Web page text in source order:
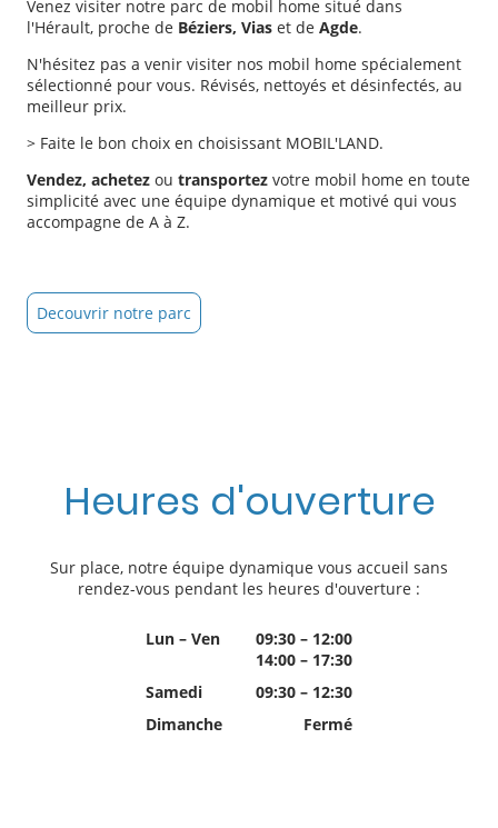
Venez visiter notre parc de mobil home situé dans
l'Hérault, proche de Béziers, Vias et de Agde.
N'hésitez pas a venir visiter nos mobil home spécialement
sélectionné pour vous. Révisés, nettoyés et désinfectés, au
meilleur prix.
> Faite le bon choix en choisissant MOBIL'LAND.
Vendez, achetez ou transportez votre mobil home en toute
simplicité avec une équipe dynamique et motivé qui vous
accompagne de A à Z.
Decouvrir notre parc
Heures d'ouverture
Sur place, notre équipe dynamique vous accueil sans
rendez-vous pendant les heures d'ouverture :
Lun – Ven 09:30 – 12:00
14:00 – 17:30
Samedi
09:30 – 12:30
Dimanche
Fermé